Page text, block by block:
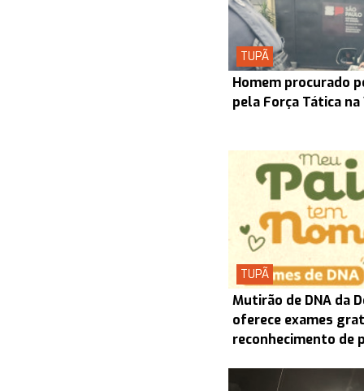
TUPÃ
Homem procurado
pela Força Tática
TUPÃ
Mutirão de DNA da
oferece exames
reconhecimento de